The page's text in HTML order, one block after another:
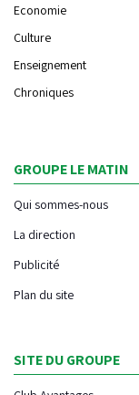
Economie
Culture
Enseignement
Chroniques
GROUPE LE MATIN
Qui sommes-nous
La direction
Publicité
Plan du site
SITE DU GROUPE